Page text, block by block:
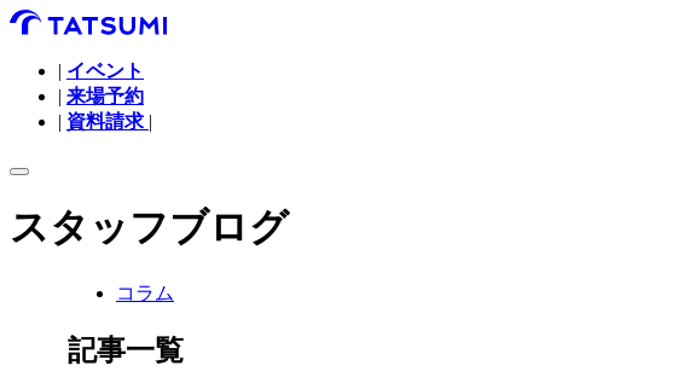
| イベント
| 来場予約
| 資料請求 |
スタッフブログ
コラム
記事一覧